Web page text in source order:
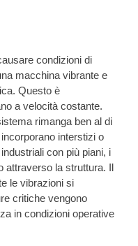
condizioni di
macchina vibrante e
Questo è
a velocità costante.
rimanga ben al di
interstizi o
con più piani, i
attraverso la struttura. Il
le vibrazioni si
critiche vengono
in condizioni operative